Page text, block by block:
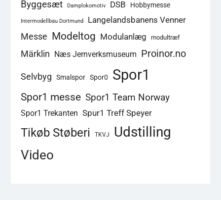
Byggesæt Damplokomotiv DSB Hobbymesse
Intermodellbau Dortmund
Langelandsbanens Venner
Messe Modeltog Modulanlæg modultræf
Märklin Næs Jernverksmuseum Proinor.no
Selvbyg Smalspor Spor0 Spor1
Spor1 messe Spor1 Team Norway
Spor1 Trekanten Spur1 Treff Speyer
Tikøb Støberi TKVJ Udstilling
Video